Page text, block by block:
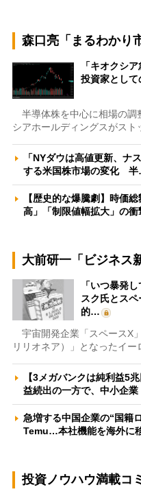
森口亮「まるわかり
「キオクシ
投資家とし
半導体株を中心に相場の調
シアホールディングスがス
「NYダウは高値更新、ナ
する米国株市場の変化
【歴史的な爆騰劇】時価
高」「制限値幅拡大」の
大前研一「ビジネス
「いつ暴発
スク氏とス
的…
宇宙開発企業「スペースX
リリオネア）」となったイ
【3メガバンクは純利益5
益続出の一方で、中小企
急増する中国企業の“国籍
Temu…本社機能を海外に
投資ノウハウ満載コ